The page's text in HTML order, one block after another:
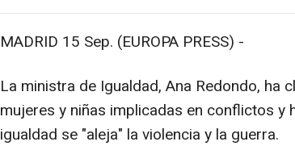
MADRID 15 Sep. (EUROPA PRESS) -
La ministra de Igualdad, Ana Redondo, ha
mujeres y niñas implicadas en conflictos y
igualdad se "aleja" la violencia y la guerra.